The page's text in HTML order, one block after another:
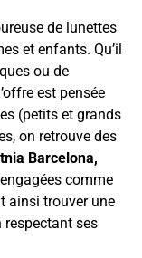
de lunettes
et enfants. Qu’il
ou de
est pensée
(petits et grands
on retrouve des
Barcelona,
comme
ainsi trouver une
respectant ses